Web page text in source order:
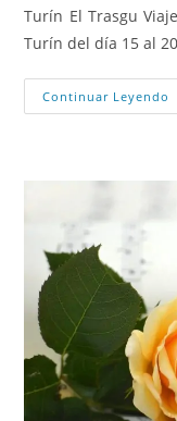
Turín El Trasgu
Turín del día 15 al
Continuar Leyendo